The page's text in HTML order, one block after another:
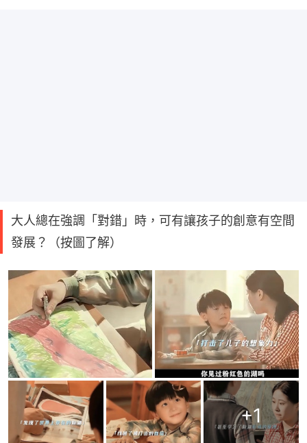
大人總在強調「對錯」時，可有讓孩子的創意有空間
發展？（按圖了解）
+1